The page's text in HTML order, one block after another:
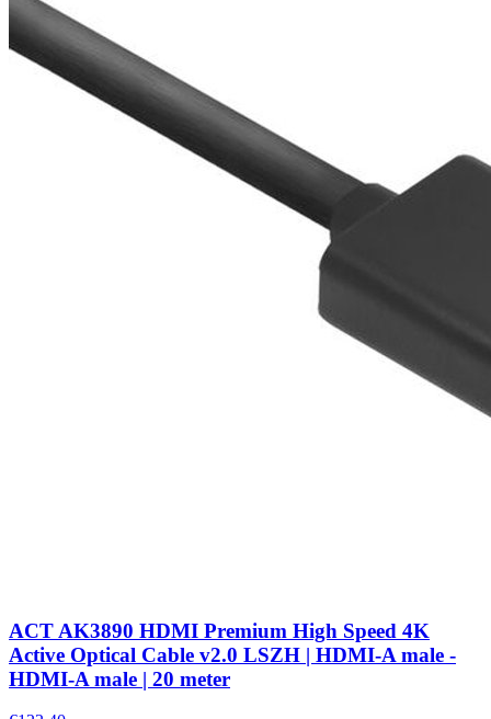
ACT AK3890 HDMI Premium High Speed 4K
Active Optical Cable v2.0 LSZH | HDMI-A male -
HDMI-A male | 20 meter